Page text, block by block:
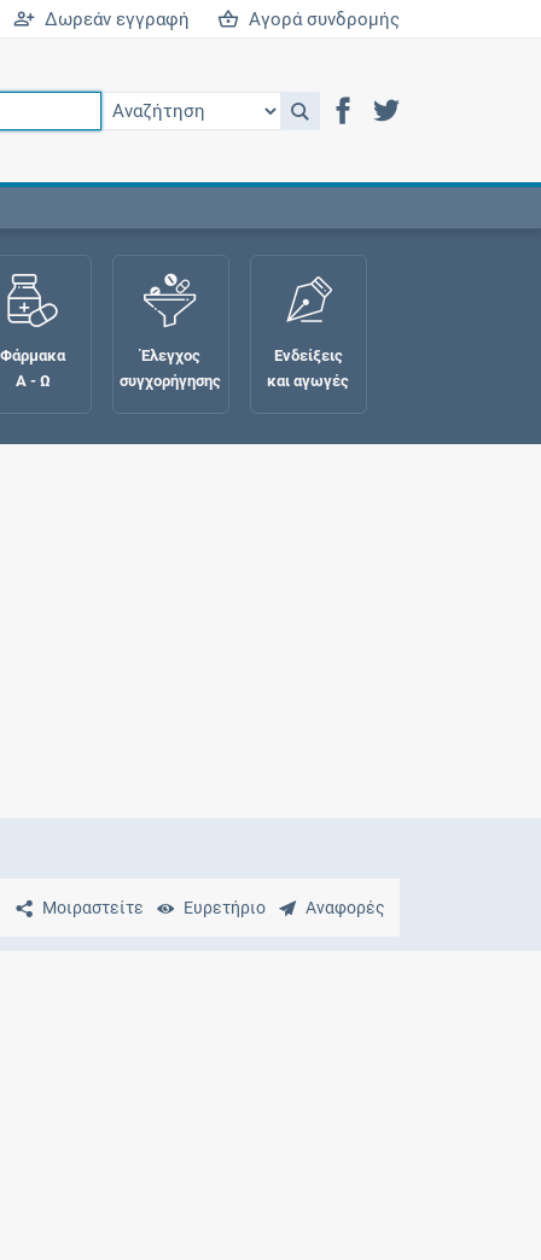
Δωρεάν εγγραφή Αγορά συνδρομής
Φάρμακα
Α - Ω
Έλεγχος
συγχορήγησης
Ενδείξεις
και αγωγές
Μοιραστείτε Ευρετήριο Αναφορές